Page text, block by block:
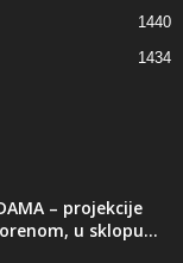
1440
1434
– projekcije
u sklopu...